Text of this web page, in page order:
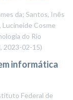
da; Santos, Inês
Cosme
do Rio
, 2023-02-15)
informática
Federal de